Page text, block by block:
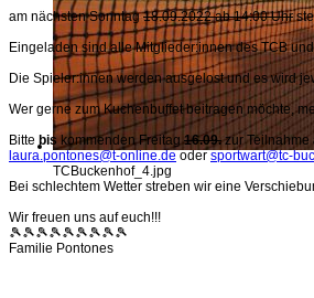
TCBuckenhof_4.jpg
am nächsten Sonntag18.09.2022 ab 14:00 Uhr
Eingeladen sind alle Mitglieder:innen des TCB
Die Spieler:innen werden ausgelost und es wird
Wer gerne zum Kuchenbuffet beitragen möchte,
Bitte biskommenden Freitag16.09.zur Teilnahme
laura.pontones@t-online.deodersportwart@tc-
Bei schlechtem Wetter streben wir eine
Wir freuen uns auf euch!!!
🎾🎾🎾🎾🎾🎾🎾🎾🎾
Familie Pontones